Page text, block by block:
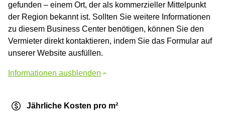
gefunden – einem Ort, der als kommerzieller Mittelpunkt
der Region bekannt ist. Sollten Sie weitere Informationen
zu diesem Business Center benötigen, können Sie den
Vermieter direkt kontaktieren, indem Sie das Formular auf
unserer Website ausfüllen.
Informationen ausblenden
Jährliche Kosten pro m²